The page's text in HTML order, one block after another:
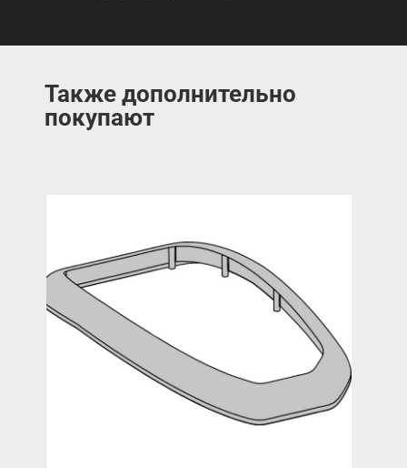
Также дополнительно
покупают